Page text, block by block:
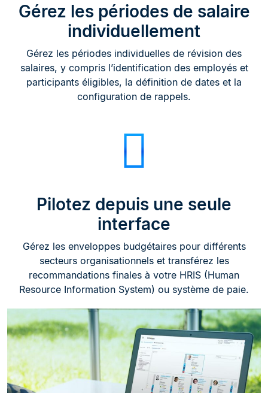
Gérez les périodes de salaire
individuellement
Gérez les périodes individuelles de révision des
salaires, y compris l’identification des employés et
participants éligibles, la définition de dates et la
configuration de rappels.
Pilotez depuis une seule
interface
Gérez les enveloppes budgétaires pour différents
secteurs organisationnels et transférez les
recommandations finales à votre HRIS (Human
Resource Information System) ou système de paie.